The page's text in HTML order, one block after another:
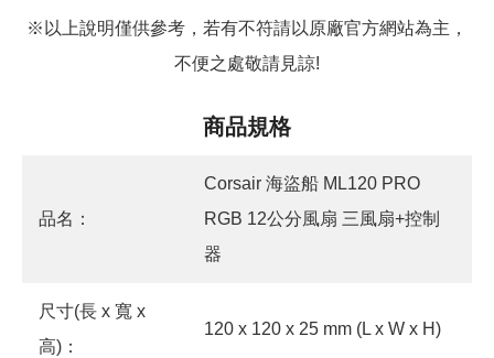
※以上說明僅供參考，若有不符請以原廠官方網站為主，
不便之處敬請見諒!
商品規格
品名：
Corsair 海盜船 ML120 PRO
RGB 12公分風扇 三風扇+控制
器
尺寸(長 x 寬 x
高)：
120 x 120 x 25 mm (L x W x H)